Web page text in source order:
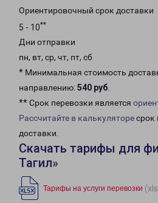
Ориентировочный срок доставки
5 - 10**
Дни отправки
пн, вт, ср, чт, пт, сб
* Минимальная стоимость
направлению: 540 руб.
** Срок перевозки является
Рассчитайте в калькуляторесрок
доставки.
Скачать тарифы для
Тагил»
Тарифы на услуги перевозки